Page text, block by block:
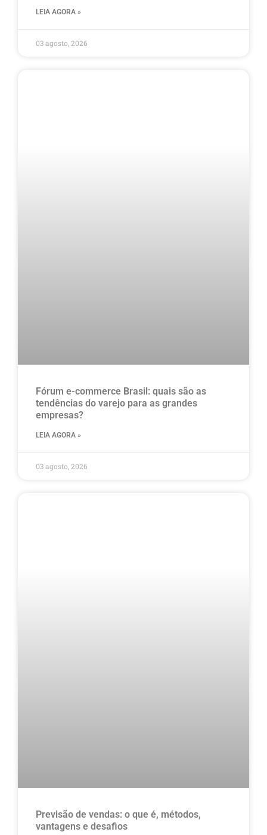
LEIA AGORA »
03 agosto, 2026
Fórum e-commerce Brasil: quais são as
tendências do varejo para as grandes
empresas?
LEIA AGORA »
03 agosto, 2026
Previsão de vendas: o que é, métodos,
vantagens e desafios